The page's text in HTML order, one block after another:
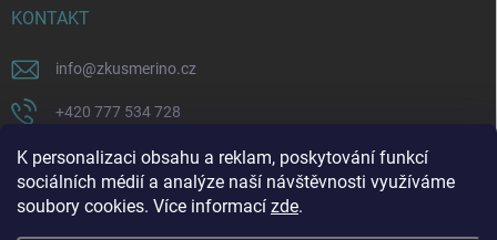
K personalizaci obsahu a reklam, poskytování funkcí
sociálních médií a analýze naší návštěvnosti využíváme
soubory cookies. Více informací zde.
KONTAKT
info@zkusmerino.cz
+420 777 534 728
https://www.facebook.com/zkusmerino/
zkusmerino.cz